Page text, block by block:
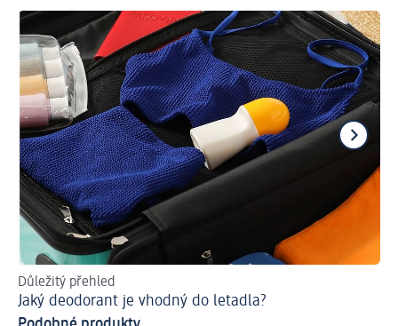
Důležitý přehled
Jaký deodorant je vhodný do letadla?